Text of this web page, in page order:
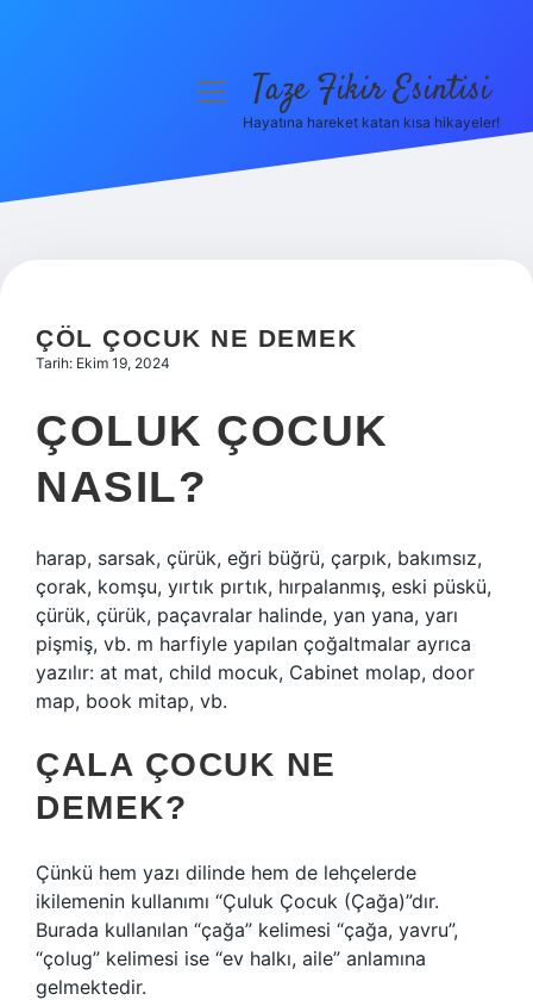
Hakkımızda
menüyüTaze Fikir Esintisi
Hayatına hareket katan kısa hikayeler!
ÇÖL ÇOCUK NE DEMEK
Tarih: Ekim 19, 2024
ÇOLUK ÇOCUK
NASIL?
harap, sarsak, çürük, eğri büğrü, çarpık, bakımsız,
çorak, komşu, yırtık pırtık, hırpalanmış, eski püskü,
çürük, çürük, paçavralar halinde, yan yana, yarı
pişmiş, vb. m harfiyle yapılan çoğaltmalar ayrıca
yazılır: at mat, child mocuk, Cabinet molap, door
map, book mitap, vb.
ÇALA ÇOCUK NE
DEMEK?
Çünkü hem yazı dilinde hem de lehçelerde
ikilemenin kullanımı “Çuluk Çocuk (Çağa)”dır.
Burada kullanılan “çağa” kelimesi “çağa, yavru”,
“çolug” kelimesi ise “ev halkı, aile” anlamına
gelmektedir.